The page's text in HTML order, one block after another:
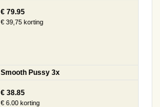
€ 79.95
€ 39,75 korting
Smooth Pussy 3x
€ 38.85
€ 6.00 korting